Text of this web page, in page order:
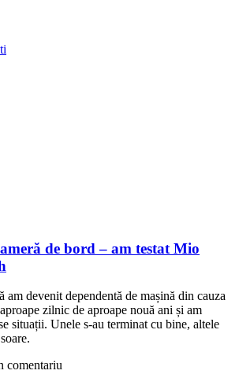
de bord – am testat Mio
am devenit dependentă de mașină din cauza
zilnic de aproape nouă ani și am
situații. Unele s-au terminat cu bine, altele
comentariu